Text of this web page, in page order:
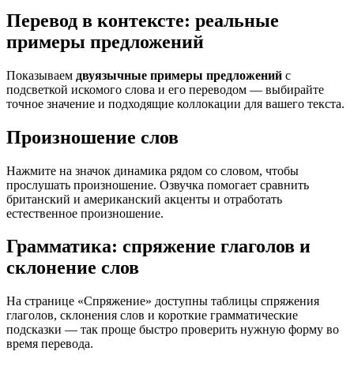
Перевод в контексте: реальные
примеры предложений
Показываем двуязычные примеры предложений с
подсветкой искомого слова и его переводом — выбирайте
точное значение и подходящие коллокации для вашего текста.
Произношение слов
Нажмите на значок динамика рядом со словом, чтобы
прослушать произношение. Озвучка помогает сравнить
британский и американский акценты и отработать
естественное произношение.
Грамматика: спряжение глаголов и
склонение слов
На странице «Спряжение» доступны таблицы спряжения
глаголов, склонения слов и короткие грамматические
подсказки — так проще быстро проверить нужную форму во
время перевода.